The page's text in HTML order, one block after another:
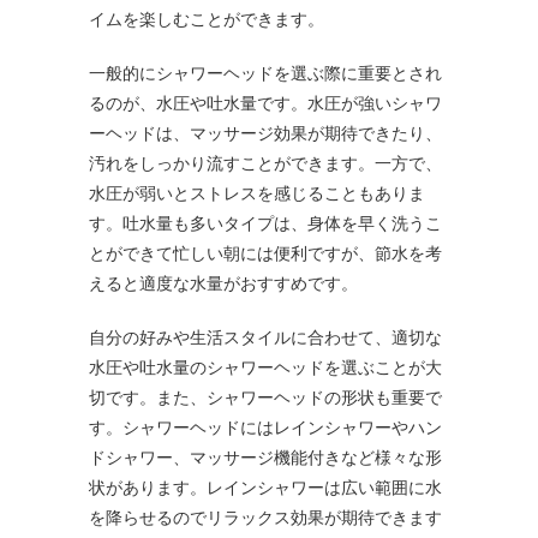
イムを楽しむことができます。
一般的にシャワーヘッドを選ぶ際に重要とされ
るのが、水圧や吐水量です。水圧が強いシャワ
ーヘッドは、マッサージ効果が期待できたり、
汚れをしっかり流すことができます。一方で、
水圧が弱いとストレスを感じることもありま
す。吐水量も多いタイプは、身体を早く洗うこ
とができて忙しい朝には便利ですが、節水を考
えると適度な水量がおすすめです。
自分の好みや生活スタイルに合わせて、適切な
水圧や吐水量のシャワーヘッドを選ぶことが大
切です。また、シャワーヘッドの形状も重要で
す。シャワーヘッドにはレインシャワーやハン
ドシャワー、マッサージ機能付きなど様々な形
状があります。レインシャワーは広い範囲に水
を降らせるのでリラックス効果が期待できます